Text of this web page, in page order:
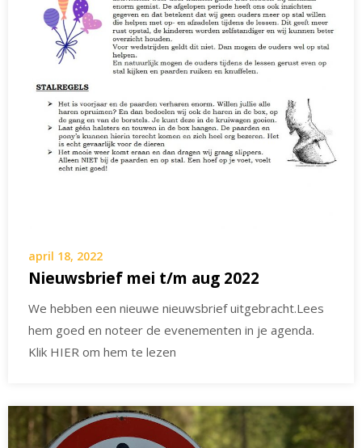
april 18, 2022
Nieuwsbrief mei t/m aug 2022
We hebben een nieuwe nieuwsbrief uitgebracht.Lees
hem goed en noteer de evenementen in je agenda.
Klik HIER om hem te lezen